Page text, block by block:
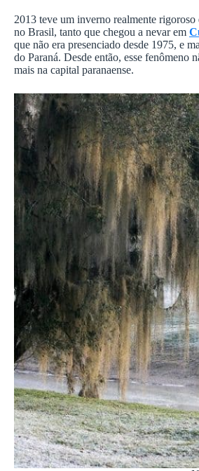
2013 teve um inverno realmente rigoroso
no Brasil, tanto que chegou a nevar em
que não era presenciado desde 1975, e
do Paraná. Desde então, esse fenômeno
mais na capital paranaense.